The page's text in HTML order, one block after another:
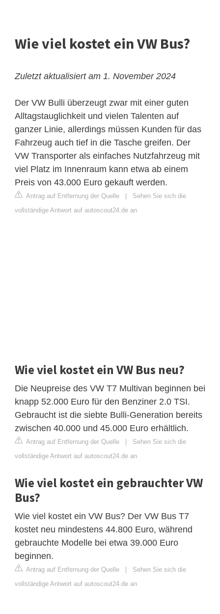
Wie viel kostet ein VW Bus?
Zuletzt aktualisiert am 1. November 2024
Der VW Bulli überzeugt zwar mit einer guten
Alltagstauglichkeit und vielen Talenten auf
ganzer Linie, allerdings müssen Kunden für das
Fahrzeug auch tief in die Tasche greifen. Der
VW Transporter als einfaches Nutzfahrzeug mit
viel Platz im Innenraum kann etwa ab einem
Preis von 43.000 Euro gekauft werden.
Antrag auf Entfernung der Quelle
Sehen Sie sich die
vollständige Antwort auf autoscout24.de an
Wie viel kostet ein VW Bus neu?
Die Neupreise des VW T7 Multivan beginnen bei
knapp 52.000 Euro für den Benziner 2.0 TSI.
Gebraucht ist die siebte Bulli-Generation bereits
zwischen 40.000 und 45.000 Euro erhältlich.
Antrag auf Entfernung der Quelle
Sehen Sie sich die
vollständige Antwort auf autoscout24.de an
Wie viel kostet ein gebrauchter VW
Bus?
Wie viel kostet ein VW Bus? Der VW Bus T7
kostet neu mindestens 44.800 Euro, während
gebrauchte Modelle bei etwa 39.000 Euro
beginnen.
Antrag auf Entfernung der Quelle
Sehen Sie sich die
vollständige Antwort auf autoscout24.de an